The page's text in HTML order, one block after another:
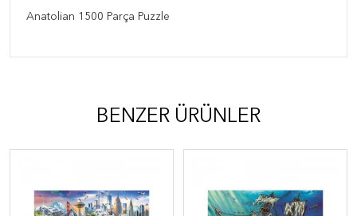
Anatolian 1500 Parça Puzzle
BENZER ÜRÜNLER